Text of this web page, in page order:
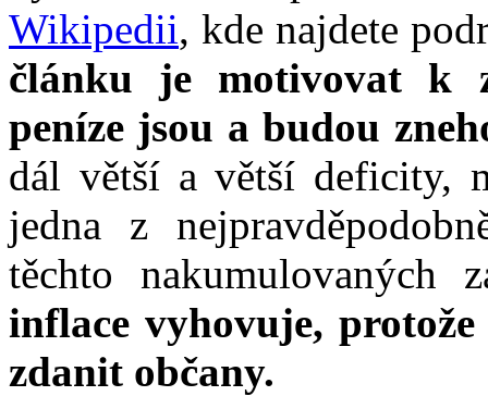
Wikipedii, kde najdete
článku je motivovat k
peníze jsou a budou
dál větší a větší deficity,
jedna z
těchto nakumulovaných
inflace vyhovuje,
zdanit občany.